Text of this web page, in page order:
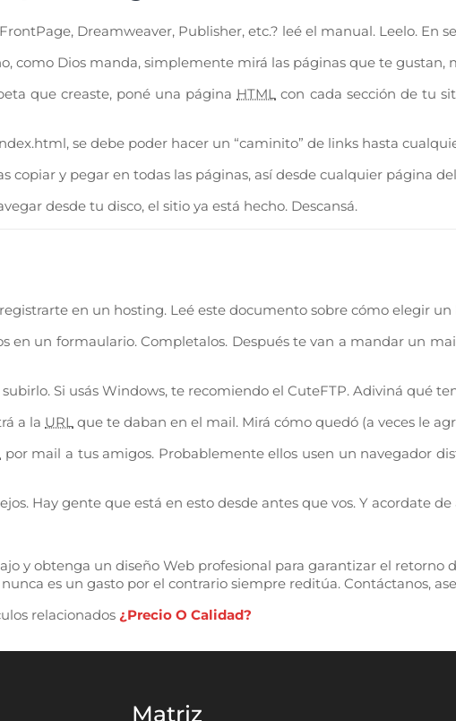
Dreamweaver, Publisher, etc.? leé el manual. Leelo. En
como Dios manda, simplemente mirá las páginas que te gustan,
que creaste, poné una página HTML con cada sección de tu
, se debe poder hacer un “caminito” de links hasta
copiar y pegar en todas las páginas, así desde cualquier página
desde tu disco, el sitio ya está hecho. Descansá.
en un hosting. Leé este documento sobre cómo elegir un
en un formaulario. Completalos. Después te van a mandar un
subirlo. Si usás Windows, te recomiendo el CuteFTP. Adiviná qué
a la URL que te daban en el mail. Mirá cómo quedó (a veces le
por mail a tus amigos. Probablemente ellos usen un navegador
Hay gente que está en esto desde antes que vos. Y acordate
y obtenga un diseño Web profesional para garantizar el retorno
es un gasto por el contrario siempre reditúa. Contáctanos,
relacionados¿Precio O Calidad?
Matriz